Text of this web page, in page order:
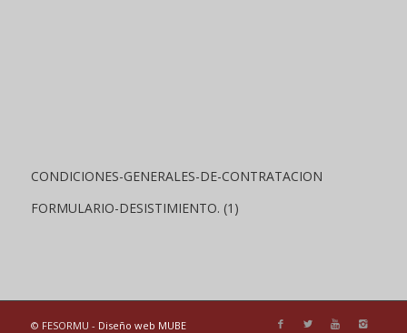
CONDICIONES-GENERALES-DE-CONTRATACION
FORMULARIO-DESISTIMIENTO. (1)
© FESORMU - Diseño web MUBE